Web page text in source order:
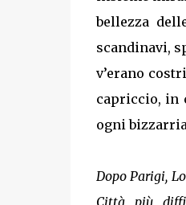
bellezza
scandinavi,
v’erano
capriccio, in
ogni
Dopo Parigi,
Città più